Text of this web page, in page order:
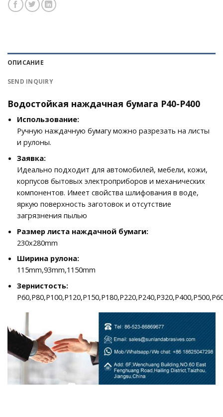
ОПИСАНИЕ
SEND INQUIRY
Водостойкая наждачная бумага P40-P400
Использование:
Ручную наждачную бумагу можно разрезать на листы
и рулоны.
Заявка:
Идеально подходит для автомобилей, мебели, кожи,
корпусов бытовых электроприборов и механических
компонентов. Имеет свойства шлифования в воде,
яркую поверхность заготовок и отсутствие
загрязнения пылью
Размер листа наждачной бумаги:
230x280mm
Ширина рулона:
115mm,93mm,1150mm
Зернистость: